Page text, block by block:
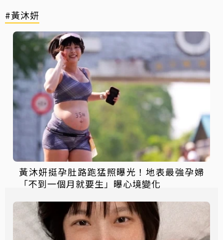
#黃沐妍
黃沐妍挺孕肚路跑猛照曝光！地表最強孕婦
「不到一個月就要生」曝心境變化